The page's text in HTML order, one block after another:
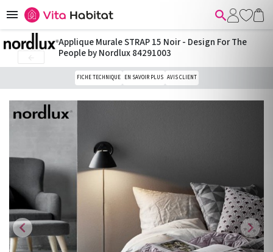
 
chevron_left chevron_right
Applique Murale STRAP 15 Noir - Design For The
People by Nordlux 84291003
FICHE TECHNIQUE EN SAVOIR PLUS AVIS CLIENT